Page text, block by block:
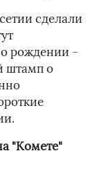
сделали
о рождении -
штамп о
"Комете"